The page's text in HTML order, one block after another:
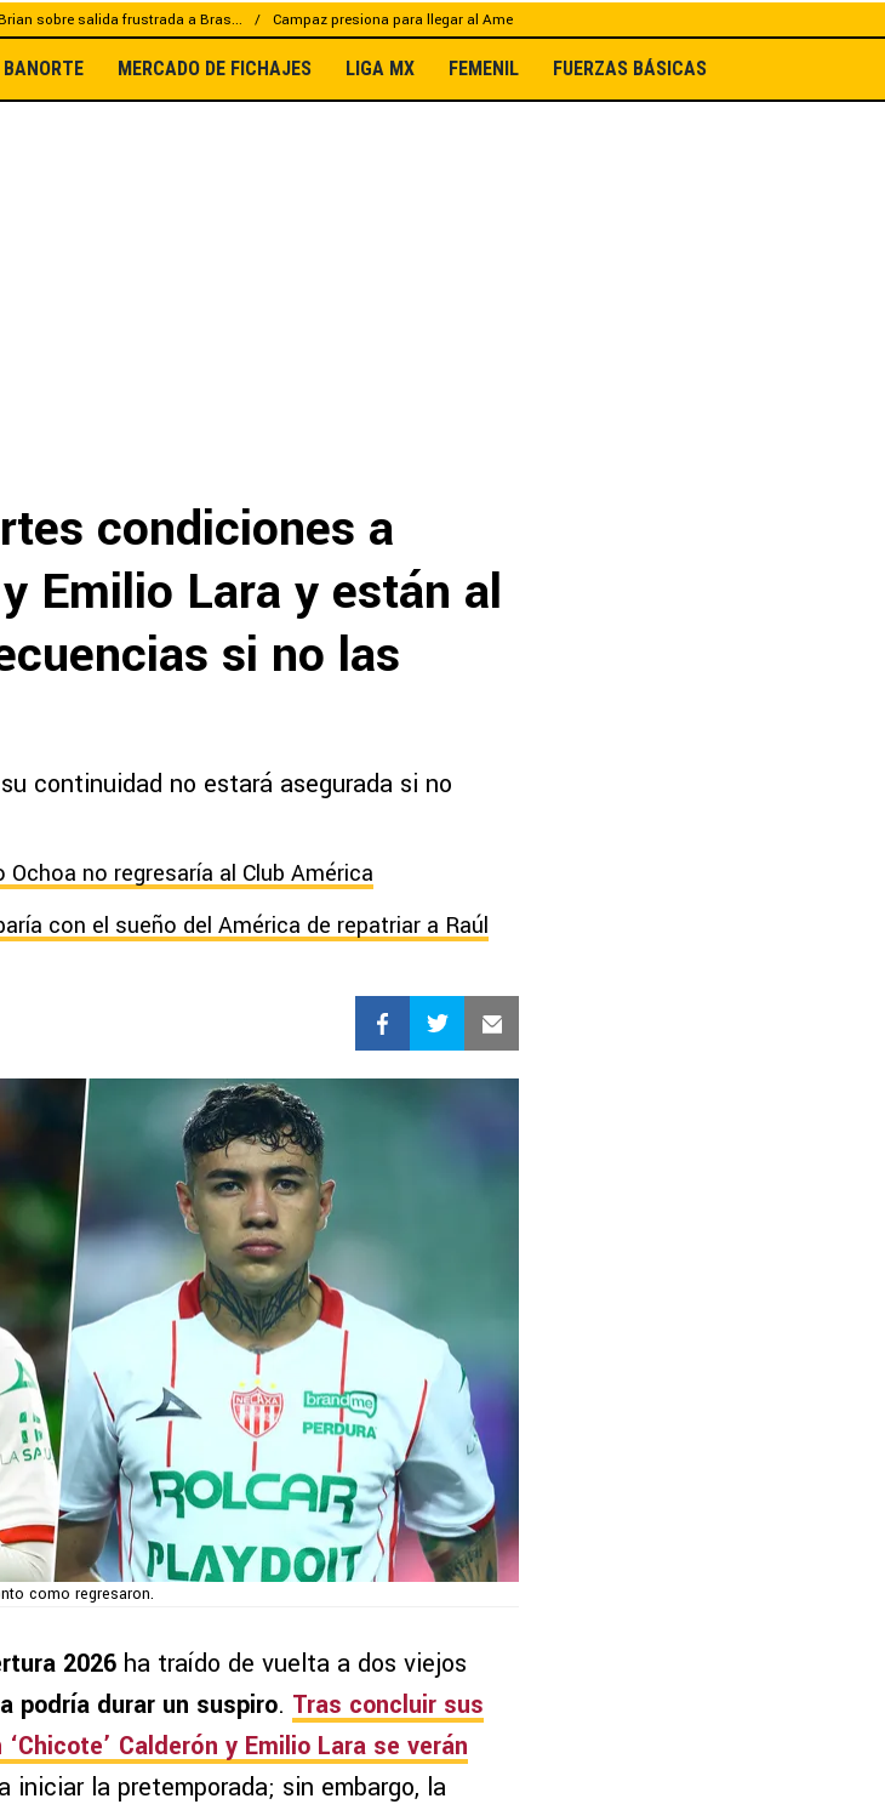
sobre salida frustrada a Bras... Campaz presiona para llegar al Ame
MERCADO DE FICHAJES LIGA MX FEMENIL FUERZAS BÁSICAS
condiciones a
Emilio Lara y están al
si no las
continuidad no estará asegurada si no
no regresaría al Club América
con el sueño del América de repatriar a Raúl
como regresaron.
2026 ha traído de vuelta a dos viejos
podría durar un suspiro. Tras concluir sus
Calderón y Emilio Lara se verán
iniciar la pretemporada; sin embargo, la